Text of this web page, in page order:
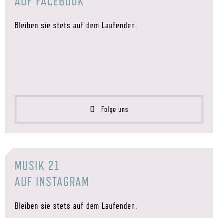
Bleiben sie stets auf dem Laufenden.
Folge uns
MUSIK 21
AUF INSTAGRAM
Bleiben sie stets auf dem Laufenden.